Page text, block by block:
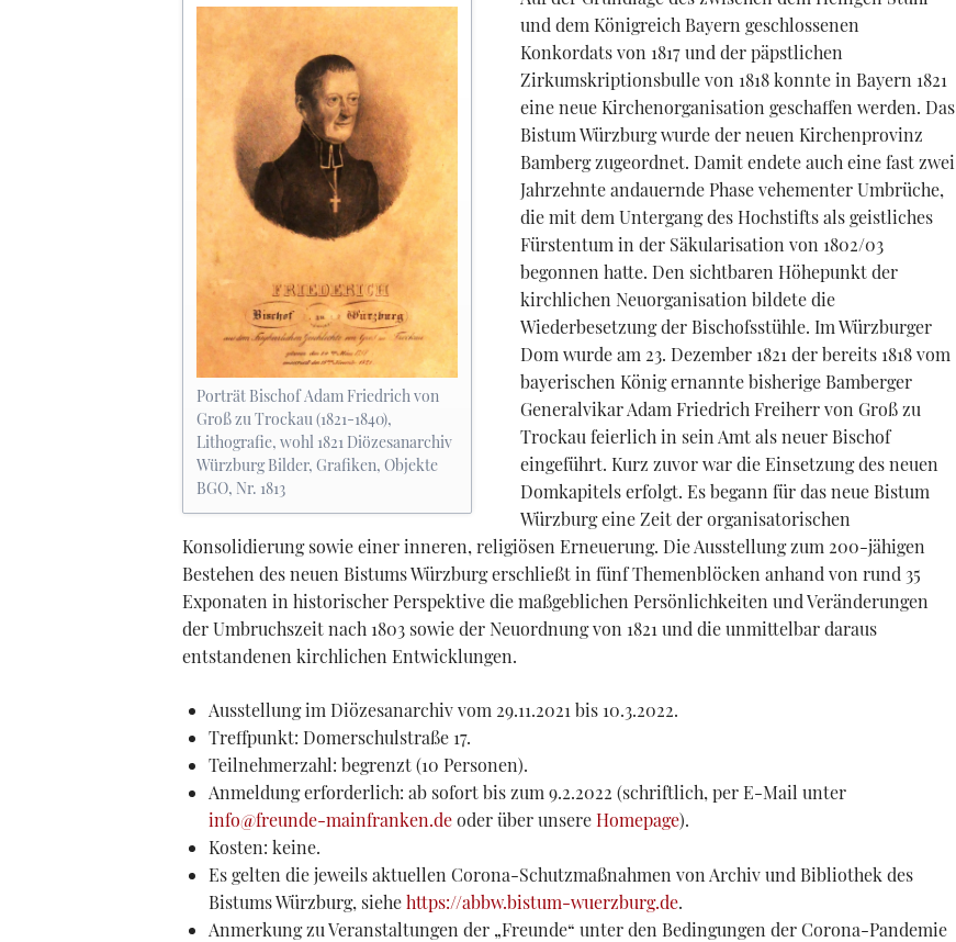
Porträt Bischof Adam Friedrich von
Groß zu Trockau (1821-1840),
Lithografie, wohl 1821 Diözesanarchiv
Würzburg Bilder, Grafiken, Objekte
BGO, Nr. 1813
und dem Königreich Bayern geschlossenen
Konkordats von 1817 und der päpstlichen
Zirkumskriptionsbulle von 1818 konnte in Bayern 1821
eine neue Kirchenorganisation geschaffen werden. Das
Bistum Würzburg wurde der neuen Kirchenprovinz
Bamberg zugeordnet. Damit endete auch eine fast zwei
Jahrzehnte andauernde Phase vehementer Umbrüche,
die mit dem Untergang des Hochstifts als geistliches
Fürstentum in der Säkularisation von 1802/03
begonnen hatte. Den sichtbaren Höhepunkt der
kirchlichen Neuorganisation bildete die
Wiederbesetzung der Bischofsstühle. Im Würzburger
Dom wurde am 23. Dezember 1821 der bereits 1818 vom
bayerischen König ernannte bisherige Bamberger
Generalvikar Adam Friedrich Freiherr von Groß zu
Trockau feierlich in sein Amt als neuer Bischof
eingeführt. Kurz zuvor war die Einsetzung des neuen
Domkapitels erfolgt. Es begann für das neue Bistum
Würzburg eine Zeit der organisatorischen
Konsolidierung sowie einer inneren, religiösen Erneuerung. Die Ausstellung zum 200-jähigen
Bestehen des neuen Bistums Würzburg erschließt in fünf Themenblöcken anhand von rund 35
Exponaten in historischer Perspektive die maßgeblichen Persönlichkeiten und Veränderungen
der Umbruchszeit nach 1803 sowie der Neuordnung von 1821 und die unmittelbar daraus
entstandenen kirchlichen Entwicklungen.
Ausstellung im Diözesanarchiv vom 29.11.2021 bis 10.3.2022.
Treffpunkt: Domerschulstraße 17.
Teilnehmerzahl: begrenzt (10 Personen).
Anmeldung erforderlich: ab sofort bis zum 9.2.2022 (schriftlich, per E-Mail unter
info@freunde-mainfranken.deoder über unsereHomepage).
Kosten: keine.
Es gelten die jeweils aktuellen Corona-Schutzmaßnahmen von Archiv und Bibliothek des
Bistums Würzburg, siehehttps://abbw.bistum-wuerzburg.de.
Anmerkung zu Veranstaltungen der „Freunde“ unter den Bedingungen der Corona-Pandemie